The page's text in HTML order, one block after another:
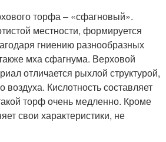
торфа – «сфагновый».
местности, формируется
гниению разнообразных
мха сфагнума. Верховой
отличается рыхлой структурой,
Кислотность составляет
торф очень медленно. Кроме
свои характеристики, не